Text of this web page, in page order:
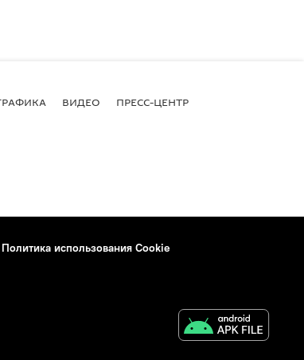
ВИДЕО ПРЕСС-ЦЕНТР
Политика использования Cookie